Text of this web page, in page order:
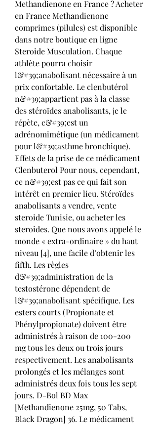
Methandienone en France ? Acheter
en France Methandienone
comprimes (pilules) est disponible
dans notre boutique en ligne
Steroide Musculation. Chaque
athlète pourra choisir
l&#39;anabolisant nécessaire à un
prix confortable. Le clenbutérol
n&#39;appartient pas à la classe
des stéroïdes anabolisants, je le
répète, c&#39;est un
adrénomimétique (un médicament
pour l&#39;asthme bronchique).
Effets de la prise de ce médicament
Clenbuterol Pour nous, cependant,
ce n&#39;est pas ce qui fait son
intérêt en premier lieu. Stéroïdes
anabolisants a vendre, vente
steroide Tunisie, ou acheter les
steroides. Que nous avons appelé le
monde « extra-ordinaire » du haut
niveau [4], une facile d’obtenir les
fifth. Les règles
d&#39;administration de la
testostérone dépendent de
l&#39;anabolisant spécifique. Les
esters courts (Propionate et
Phénylpropionate) doivent être
administrés à raison de 100-200
mg tous les deux ou trois jours
respectivement. Les anabolisants
prolongés et les mélanges sont
administrés deux fois tous les sept
jours. D-Bol BD Max
[Methandienone 25mg, 50 Tabs,
Black Dragon] 36. Le médicament